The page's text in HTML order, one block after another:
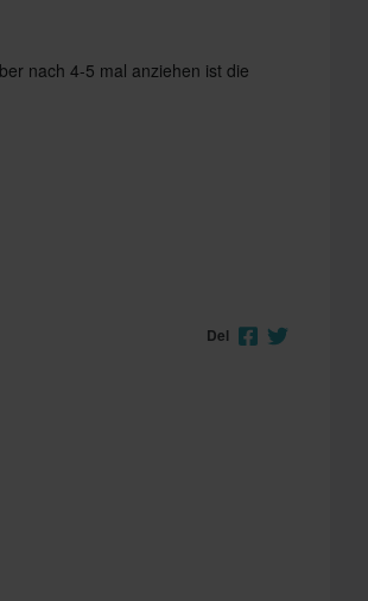
nach 4-5 mal anziehen ist die
Del